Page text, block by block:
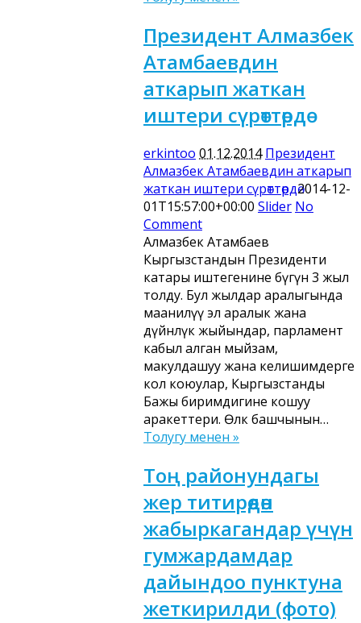
Президент Алмазбек
Атамбаевдин
аткарып жаткан
иштери сүрөттөрдө
erkintoo 01.12.2014 Президент
Алмазбек Атамбаевдин аткарып
жаткан иштери сүрөттөрдө2014-12-
01T15:57:00+00:00 Slider No
Comment
Алмазбек Атамбаев
Кыргызстандын Президенти
катары иштегенине бүгүн 3 жыл
толду. Бул жылдар аралыгында
маанилүү эл аралык жана
дүйнөлүк жыйындар, парламент
кабыл алган мыйзам,
макулдашуу жана келишимдерге
кол коюулар, Кыргызстанды
Бажы биримдигине кошуу
аракеттери. Өлкө башчынын…
Толугу менен »
Тоң районундагы
жер титирөөдөн
жабыркагандар үчүн
гумжардамдар
дайындоо пунктуна
жеткирилди (фото)